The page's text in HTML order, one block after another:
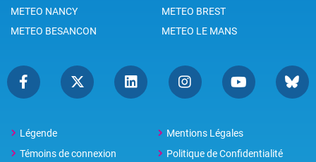
METEO NANCY
METEO BREST
METEO BESANCON
METEO LE MANS
Légende
Mentions Légales
Témoins de connexion
Politique de Confidentialité